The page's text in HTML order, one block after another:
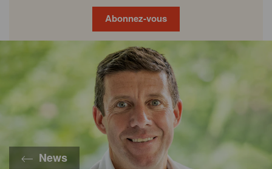
Abonnez-vous
News
Gondola
academy
Gondola